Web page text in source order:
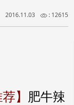
2016.11.03 : 12615
】 肥牛辣